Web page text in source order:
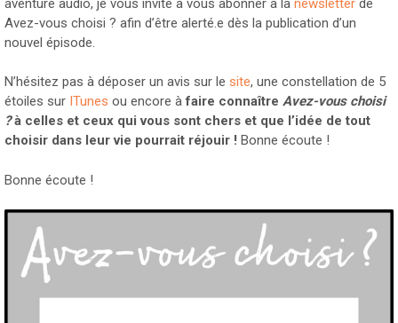
aventure audio, je vous invite à vous abonner à la newsletter de
Avez-vous choisi ? afin d’être alerté.e dès la publication d’un
nouvel épisode.
N’hésitez pas à déposer un avis sur le site, une constellation de 5
étoiles sur ITunes ou encore àfaire connaître Avez-vous choisi
?à celles et ceux qui vous sont chers et que l’idée de tout
choisir dans leur vie pourrait réjouir ! Bonne écoute !
Bonne écoute !